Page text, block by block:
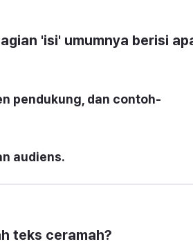
'isi' umumnya berisi
pendukung, dan contoh-
audiens.
teks ceramah?